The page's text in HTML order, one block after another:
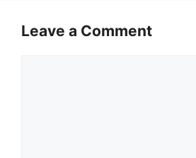
Leave a Comment